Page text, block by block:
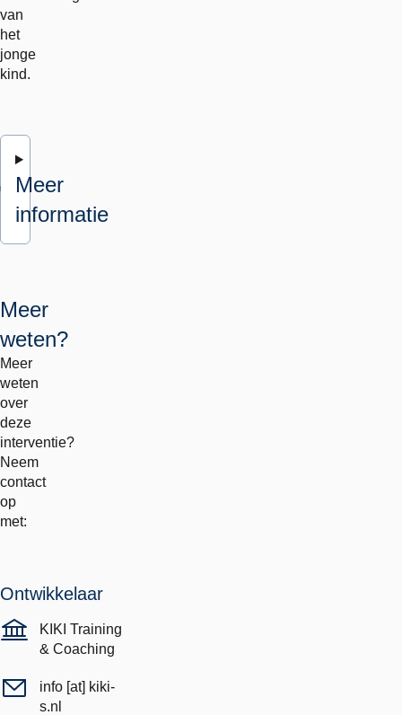
van
het
jonge
kind.
Meer
informatie
Meer
weten?
Meer
weten
over
deze
interventie?
Neem
contact
op
met:
Ontwikkelaar
KIKI Training
& Coaching
info [at] kiki-
s.nl